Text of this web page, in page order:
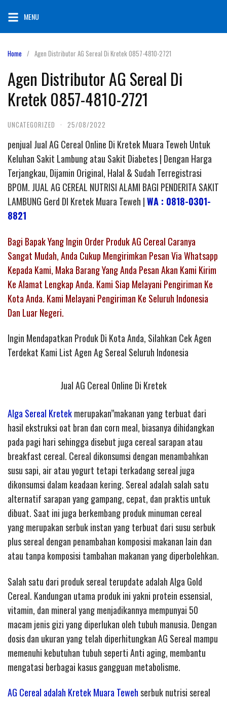
content
MENU
Home Agen Distributor AG Sereal Di Kretek 0857-4810-2721
Agen Distributor AG Sereal Di
Kretek 0857-4810-2721
UNCATEGORIZED · 25/08/2022
penjual Jual AG Cereal Online Di Kretek Muara Teweh Untuk
Keluhan Sakit Lambung atau Sakit Diabetes | Dengan Harga
Terjangkau, Dijamin Original, Halal & Sudah Terregistrasi
BPOM. JUAL AG CEREAL NUTRISI ALAMI BAGI PENDERITA SAKIT
LAMBUNG Gerd DI Kretek Muara Teweh |WA : 0818-0301-
8821
Bagi Bapak Yang Ingin Order Produk AG Cereal Caranya
Sangat Mudah, Anda Cukup Mengirimkan Pesan Via Whatsapp
Kepada Kami, Maka Barang Yang Anda Pesan Akan Kami Kirim
Ke Alamat Lengkap Anda. Kami Siap Melayani Pengiriman Ke
Kota Anda. Kami Melayani Pengiriman Ke Seluruh Indonesia
Dan Luar Negeri.
Ingin Mendapatkan Produk Di Kota Anda, Silahkan Cek Agen
Terdekat Kami List Agen Ag Sereal Seluruh Indonesia
Jual AG Cereal Online Di Kretek
Alga Sereal Kretekmerupakan”makanan yang terbuat dari
hasil ekstruksi oat bran dan corn meal, biasanya dihidangkan
pada pagi hari sehingga disebut juga cereal sarapan atau
breakfast cereal. Cereal dikonsumsi dengan menambahkan
susu sapi, air atau yogurt tetapi terkadang sereal juga
dikonsumsi dalam keadaan kering. Sereal adalah salah satu
alternatif sarapan yang gampang, cepat, dan praktis untuk
dibuat. Saat ini juga berkembang produk minuman cereal
yang merupakan serbuk instan yang terbuat dari susu serbuk
plus sereal dengan penambahan komposisi makanan lain dan
atau tanpa komposisi tambahan makanan yang diperbolehkan.
Salah satu dari produk sereal terupdate adalah Alga Gold
Cereal. Kandungan utama produk ini yakni protein essensial,
vitamin, dan mineral yang menjadikannya mempunyai 50
macam jenis gizi yang diperlukan oleh tubuh manusia. Dengan
dosis dan ukuran yang telah diperhitungkan AG Sereal mampu
memenuhi kebutuhan tubuh seperti Anti aging, membantu
mengatasi berbagai kasus gangguan metabolisme.
AG Cereal adalah Kretek Muara Tewehserbuk nutrisi sereal